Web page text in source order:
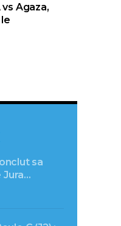
vs Agaza,
sa
Jura…